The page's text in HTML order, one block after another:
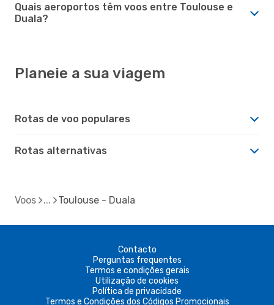
Quais aeroportos têm voos entre Toulouse e
Duala?
Planeie a sua viagem
Rotas de voo populares
Rotas alternativas
Voos Toulouse - Duala
Contacto
Perguntas frequentes
Termos e condições gerais
Utilização de cookies
Política de privacidade
Termos e Condições dos Códigos Promocionais